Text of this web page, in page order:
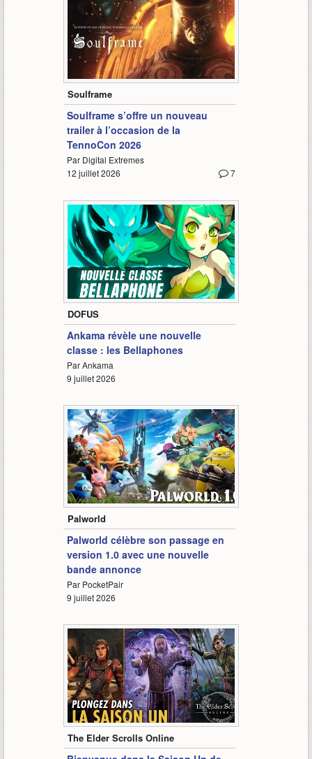
-
Soulframe
Soulframe s’offre un nouveau
trailer à l’occasion de la
TennoCon 2026
Par Digital Extremes
7
12 juillet 2026
-
DOFUS
Ankama révèle une nouvelle
classe : les Bellaphones
Par Ankama
9 juillet 2026
-
Palworld
Palworld célèbre son passage en
version 1.0 avec une nouvelle
bande annonce
Par PocketPair
9 juillet 2026
-
The Elder Scrolls Online